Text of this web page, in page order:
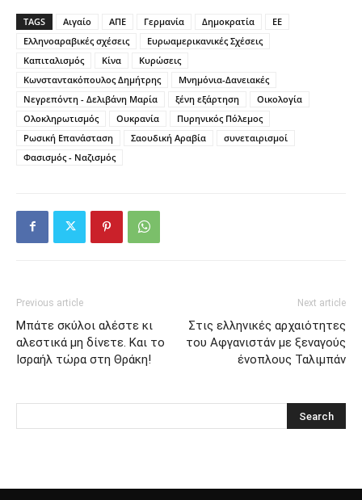
TAGS Αιγαίο ΑΠΕ Γερμανία Δημοκρατία
ΕΕ
Ελληνοαραβικές σχέσεις
Ευρωαμερικανικές Σχέσεις
Καπιταλισμός
Κίνα
Κυρώσεις
Κωνσταντακόπουλος Δημήτρης
Μνημόνια-Δανειακές
Νεγρεπόντη - Δελιβάνη Μαρία
ξένη εξάρτηση
Οικολογία
Ολοκληρωτισμός
Ουκρανία
Πυρηνικός Πόλεμος
Ρωσική Επανάσταση
Σαουδική Αραβία
συνεταιρισμοί
Φασισμός - Ναζισμός
Previous article
Μπάτε σκύλοι αλέστε κι
αλεστικά μη δίνετε. Και το
Ισραήλ τώρα στη Θράκη!
Next article
Στις ελληνικές αρχαιότητες
του Αφγανιστάν με ξεναγούς
ένοπλους Ταλιμπάν